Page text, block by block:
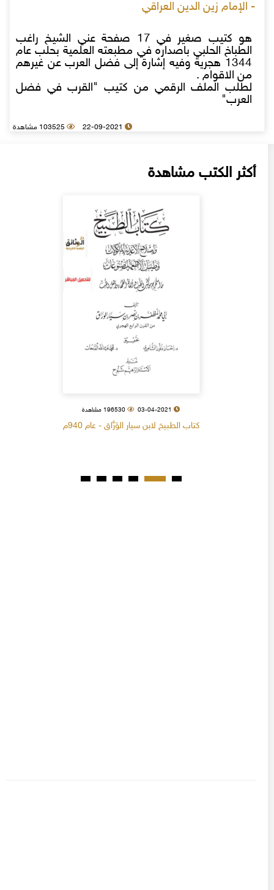
- الإمام زين الدين العراقي
هو كتيب صغير في 17 صفحة عني الشيخ راغب
الطباخ الحلبي باصداره في مطبعته العلمية بحلب عام
1344 هجرية وفيه إشارة إلى فضل العرب عن غيرهم
من الاقوام .
لطلب الملف الرقمي من كتيب "القرب في فضل
العرب"
22-09-2021 103525 مشاهدة
أكثر الكتب مشاهدة
03-04-2021 196530 مشاهدة
كتاب الطبيخ لابن سيار الوَرَّاق - عام 940م